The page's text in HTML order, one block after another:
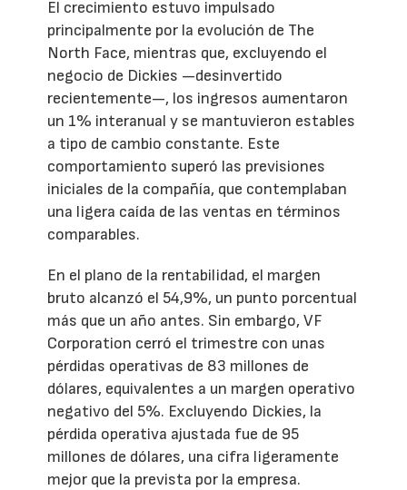
El crecimiento estuvo impulsado
principalmente por la evolución de The
North Face, mientras que, excluyendo el
negocio de Dickies —desinvertido
recientemente—, los ingresos aumentaron
un 1% interanual y se mantuvieron estables
a tipo de cambio constante. Este
comportamiento superó las previsiones
iniciales de la compañía, que contemplaban
una ligera caída de las ventas en términos
comparables.
En el plano de la rentabilidad, el margen
bruto alcanzó el 54,9%, un punto porcentual
más que un año antes. Sin embargo, VF
Corporation cerró el trimestre con unas
pérdidas operativas de 83 millones de
dólares, equivalentes a un margen operativo
negativo del 5%. Excluyendo Dickies, la
pérdida operativa ajustada fue de 95
millones de dólares, una cifra ligeramente
mejor que la prevista por la empresa.